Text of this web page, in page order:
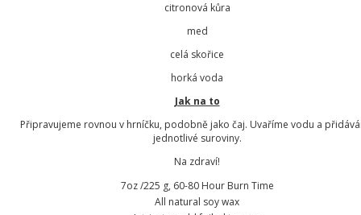
citronová kůra
med
celá skořice
horká voda
Jak na to
Připravujeme rovnou v hrníčku, podobně jako čaj. Uvaříme vodu a
jednotlivé suroviny.
Na zdraví!
7oz /225 g, 60-80 Hour Burn Time
All natural soy wax